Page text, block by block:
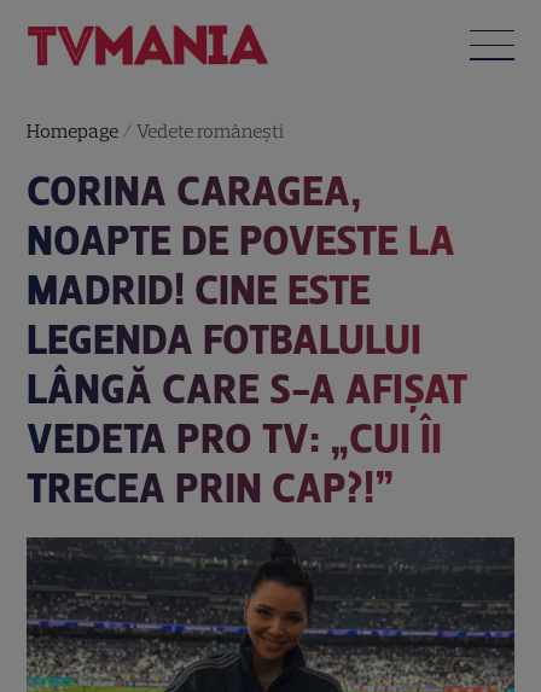
Homepage /Vedete româneşti
CORINA CARAGEA,
NOAPTE DE POVESTE LA
MADRID! CINE ESTE
LEGENDA FOTBALULUI
LÂNGĂ CARE S-A AFIȘAT
VEDETA PRO TV: „CUI ÎI
TRECEA PRIN CAP?!”